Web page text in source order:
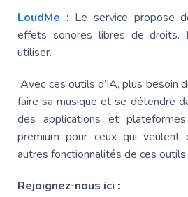
LoudMe : Le service propose
effets sonores libres de droits.
utiliser.
Avec ces outils d’IA, plus besoin
faire sa musique et se détendre
des applications et
premium pour ceux qui veulent
autres fonctionnalités de ces outils
Rejoignez-nous ici :